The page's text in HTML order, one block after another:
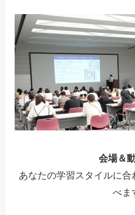
会場＆
あなたの学習スタイルに
べま